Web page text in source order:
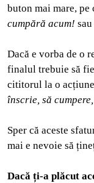
buton mai mare, pe
cumpără acum! sau
Dacă e vorba de o
finalul trebuie să
cititorul la o
înscrie, să
Sper că aceste
mai e nevoie să
Dacă ți-a plăcut